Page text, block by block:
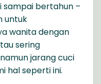
sampai bertahun –
untuk
wanita dengan
sering
jarang cuci
hal seperti ini.